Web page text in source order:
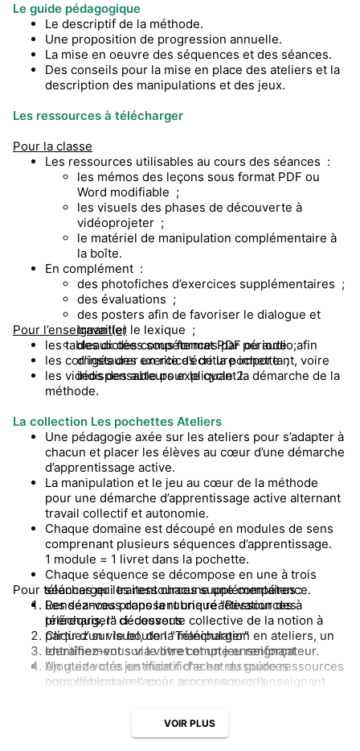
Le guide pédagogique
Le descriptif de la méthode.
Une proposition de progression annuelle.
La mise en oeuvre des séquences et des séances.
Des conseils pour la mise en place des ateliers et la
description des manipulations et des jeux.
Les ressources à télécharger
Pour la classe
Les ressources utilisables au cours des séances :
les mémos des leçons sous format PDF ou
Word modifiable ;
les visuels des phases de découverte à
vidéoprojeter ;
le matériel de manipulation complémentaire à
la boîte.
En complément :
des photofiches d’exercices supplémentaires ;
des évaluations ;
des posters afin de favoriser le dialogue et
travailler le lexique ;
des dictées sous format PDF ou audio afin
d’instaurer un rite d’écriture important, voire
indispensable pour le cycle 2.
Pour l’enseignant(e)
les tableaux des compétences par période ;
les corrigés des exercices de la pochette ;
les vidéos des auteurs expliquant la démarche de la
méthode.
La collection Les pochettes Ateliers
Une pédagogie axée sur les ateliers pour s’adapter à
chacun et placer les élèves au cœur d’une démarche
d’apprentissage active.
La manipulation et le jeu au cœur de la méthode
pour une démarche d’apprentissage active alternant
travail collectif et autonomie.
Chaque domaine est découpé en modules de sens
comprenant plusieurs séquences d’apprentissage.
1 module = 1 livret dans la pochette.
Chaque séquence se décompose en une à trois
séances qui traitent chacune une compétence.
Les séances proposent une réactivation des
prérequis, la découverte collective de la notion à
partir d’un visuel, de la manipulation en ateliers, un
entraînement sur le livret et un jeu renforçateur.
Un guide clés en main riche en ressources
complémentaires pour accompagner l’enseignant
des photofiches d’exercices supplémentaires et
différenciés, des dictées sous format texte et audio,
Pour télécharger les ressources supplémentaires :
Rendez-vous dans la rubrique "Ressources à
télécharger" ci-dessous
Cliquez sur le bouton "Télécharger"
Identifiez-vous via votre compte enseignant
Ajoutez votre justificatif d'achat du guide ressources
pour débloquer l'accès aux ressources
VOIR PLUS